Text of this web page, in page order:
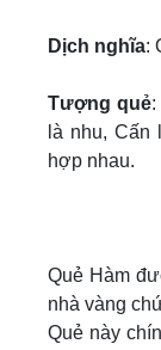
Dịch nghĩa:
Tượng quẻ:
là nhu,
hợp nhau.
Quẻ Hàm
nhà vàng
Quẻ này